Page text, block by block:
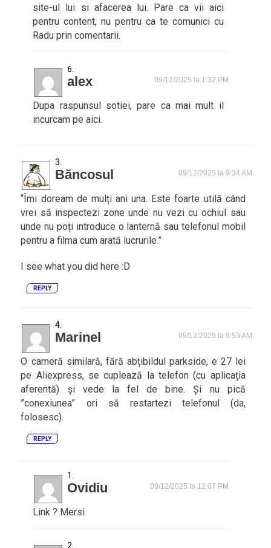
site-ul lui si afacerea lui. Pare ca vii aici
pentru content, nu pentru ca te comunici cu
Radu prin comentarii.
alex 09/12/2025 la 1:32 PM
Dupa raspunsul sotiei, pare ca mai mult il
incurcam pe aici.
Băncosul 09/12/2025 la 9:34 AM
“Îmi doream de mulți ani una. Este foarte utilă când
vrei să inspectezi zone unde nu vezi cu ochiul sau
unde nu poți introduce o lanternă sau telefonul mobil
pentru a filma cum arată lucrurile.”
I see what you did here :D
REPLY
Marinel 09/12/2025 la 9:53 AM
O cameră similară, fără abțibildul parkside, e 27 lei
pe Aliexpress, se cuplează la telefon (cu aplicația
aferentă) și vede la fel de bine. Și nu pică
”conexiunea” ori să restartezi telefonul (da,
folosesc).
REPLY
Ovidiu 09/12/2025 la 12:07 PM
Link ? Mersi